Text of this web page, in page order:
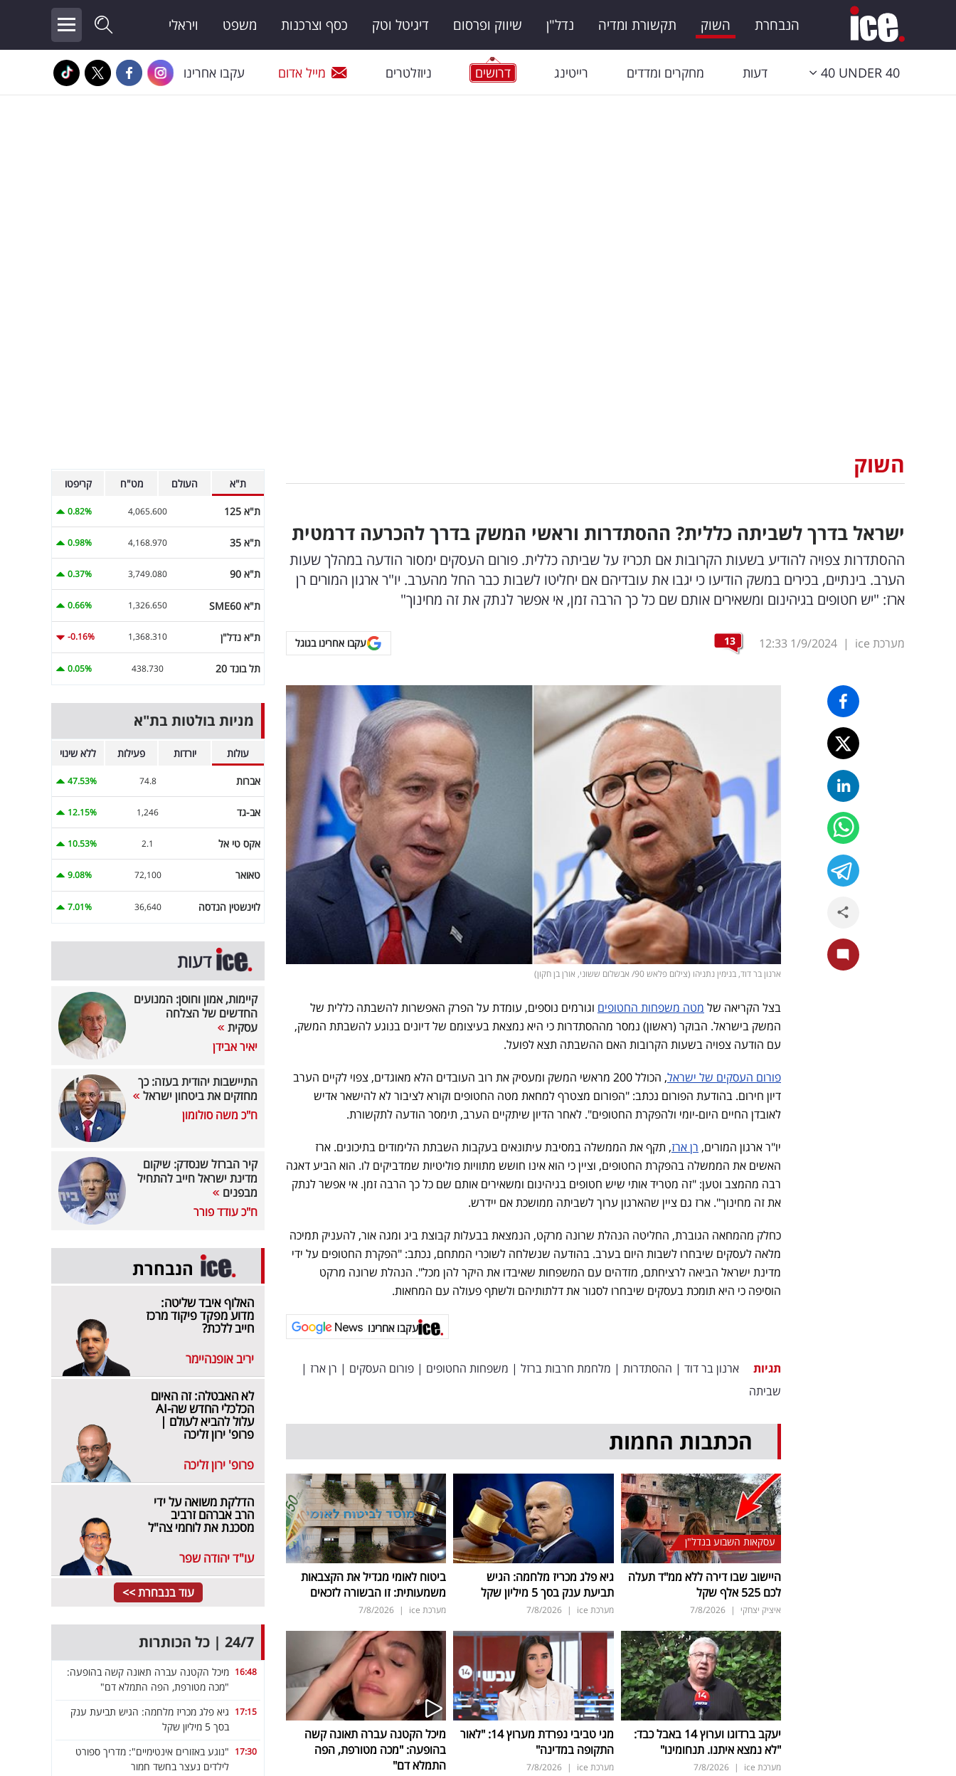
הנבחרת השוק תקשורת ומדיה נדל"ן שיווק ופרסום דיגיטל וטק כסף וצרכנות משפט ויראלי
40 UNDER 40 דעות מחקרים ומדדים רייטינג דרושים ניוזלטרים מייל אדום עקבו אחרינו
השוק
ישראל בדרך לשביתה כללית? ההסתדרות וראשי המשק בדרך להכרעה דרמטית
ההסתדרות צפויה להודיע בשעות הקרובות אם תכריז על שביתה כללית. פורום העסקים ימסור הודעה במהלך שעות
הערב. בינתיים, בכירים במשק הודיעו כי יגבו את עובדיהם אם יחליטו לשבות כבר החל מהערב. יו"ר ארגון המורים רן
ארז: "יש חטופים בגיהינום ומשאירים אותם שם כל כך הרבה זמן, אי אפשר לנתק את זה מחינוך"
מערכת ice |
1/9/2024
12:33
13 עקבו אחרינו בגוגל
ארנון בר דוד, בנימין נתניהו (צילום פלאש 90/ אבשלום ששוני, אורן בן חקון)
בצל הקריאה של מטה משפחות החטופים וגורמים נוספים, עומדת על הפרק האפשרות להשבתה כללית של
המשק בישראל. הבוקר (ראשון) נמסר מההסתדרות כי היא נמצאת בעיצומם של דיונים בנוגע להשבתת המשק,
עם הודעה צפויה בשעות הקרובות האם ההשבתה תצא לפועל.
פורום העסקים של ישראל
, הכולל 200 מראשי המשק ומעסיק את רוב העובדים הלא מאוגדים, צפוי לקיים הערב
דיון חירום. בהודעת הפורום נכתב: "הפורום מצטרף למחאת מטה החטופים וקורא לציבור לא להישאר אדיש
לאובדן החיים היום-יומי ולהפקרת החטופים". לאחר הדיון שיתקיים הערב, תימסר הודעה לתקשורת.
יו"ר ארגון המורים, רן ארז, תקף את הממשלה במסיבת עיתונאים בעקבות השבתת הלימודים בתיכונים. ארז
האשים את הממשלה בהפקרת החטופים, וציין כי הוא אינו חושש מתוויות פוליטיות שמדביקים לו. הוא הביע דאגה
רבה מהמצב וטען: "זה מטריד אותי שיש חטופים בגיהינום ומשאירים אותם שם כל כך הרבה זמן. אי אפשר לנתק
את זה מחינוך". ארז גם ציין שהארגון ערוך לשביתה ממושכת אם יידרש.
כחלק מהמחאה הגוברת, החליטה הנהלת שרונה מרקט, הנמצאת בבעלות קבוצת ביג ומגה אור, להעניק תמיכה
מלאה לעסקים שיבחרו לשבות היום בערב. בהודעה שנשלחה לשוכרי המתחם, נכתב: "הפקרת החטופים על ידי
מדינת ישראל הביאה לרציחתם, מזדהים עם המשפחות שאיבדו את היקר להן מכל". הנהלת שרונה מרקט
הוסיפה כי היא תומכת בעסקים שיבחרו לסגור את דלתותיהם ולשתף פעולה עם המחאות.
עקבו אחרינו
תגיות ארנון בר דוד | ההסתדרות | מלחמת חרבות ברזל | משפחות החטופים | פורום העסקים | רן ארז |
שביתה
הכתבות החמות
עסקאות השבוע בנדל"ן
היישוב שבו דירה ללא ממ"ד תעלה
לכם 525 אלף שקל
איציק יצחקי |
7/8/2026
גיא פלג מכריז מלחמה: הגיש
תביעת ענק בסך 5 מיליון שקל
מערכת ice |
7/8/2026
ביטוח לאומי מגדיל את הקצבאות
משמעותית: זו הבשורה לזכאים
מערכת ice |
7/8/2026
יעקב ברדוגו וערוץ 14 באבל כבד:
"לא נמצא איתנו. תנחומינו"
מערכת ice |
7/8/2026
מגי טביבי נפרדת מערוץ 14: "לאור
התקופה במדינה"
מערכת ice |
7/8/2026
מיכל הקטנה עברה תאונה קשה
בהופעה: "מכה מטורפת, הפה
התמלא דם"
ת"א העולם מט"ח קריפטו
ת"א 125 4,065.600
0.82%
ת"א 35 4,168.970
0.98%
ת"א 90 3,749.080
0.37%
ת"א SME60 1,326.650
0.66%
ת"א נדל"ן 1,368.310
-0.16%
תל בונד 20 438.730
0.05%
מניות בולטות בת"א
עולות יורדות פעילות ללא שינוי
אברות 74.8
47.53%
אב-גד 1,246
12.15%
אקס טי אל 2.1
10.53%
טאואר 72,100
9.08%
לוינשטין הנדסה 36,640
7.01%
דעות
קיימות, אמון וחוסן: המנועים
החדשים של הצלחה
עסקית
יאיר אבידן
התיישבות יהודית בעזה: כך
מחזקים את ביטחון ישראל
ח"כ משה סולומון
קיר הברזל שנסדק: שיקום
מדינת ישראל חייב להתחיל
מבפנים
ח"כ עודד פורר
הנבחרת
האלוף איבד שליטה:
מדוע מפקד פיקוד מרכז
חייב ללכת?
יריב אופנהיימר
לא האבטלה: זה האיום
הכלכלי החדש שה-AI
עלול להביא לעולם |
פרופ' ירון זליכה
פרופ' ירון זליכה
הדלקת משואה על ידי
הרב אברהם זרביב
מסכנת את לוחמי צה"ל
עו"ד יהודה שפר
עוד בנבחרת >>
24/7 | כל הכותרות
16:48 מיכל הקטנה עברה תאונה קשה בהופעה:
"מכה מטורפת, הפה התמלא דם"
17:15 גיא פלג מכריז מלחמה: הגיש תביעת ענק
בסך 5 מיליון שקל
17:30 "נוגע באזורים אינטימיים": מדריך ספורט
לילדים נעצר בחשד חמור